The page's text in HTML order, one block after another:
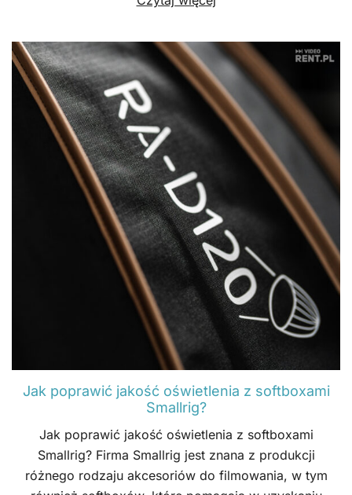
Jak poprawić jakość oświetlenia z softboxami
Smallrig?
Jak poprawić jakość oświetlenia z softboxami
Smallrig? Firma Smallrig jest znana z produkcji
różnego rodzaju akcesoriów do filmowania, w tym